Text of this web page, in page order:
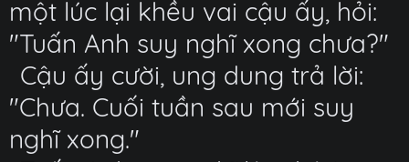
một lúc lại khều vai cậu ấy, hỏi:
"Tuấn Anh suy nghĩ xong chưa?"
Cậu ấy cười, ung dung trả lời:
"Chưa. Cuối tuần sau mới suy
nghĩ xong."